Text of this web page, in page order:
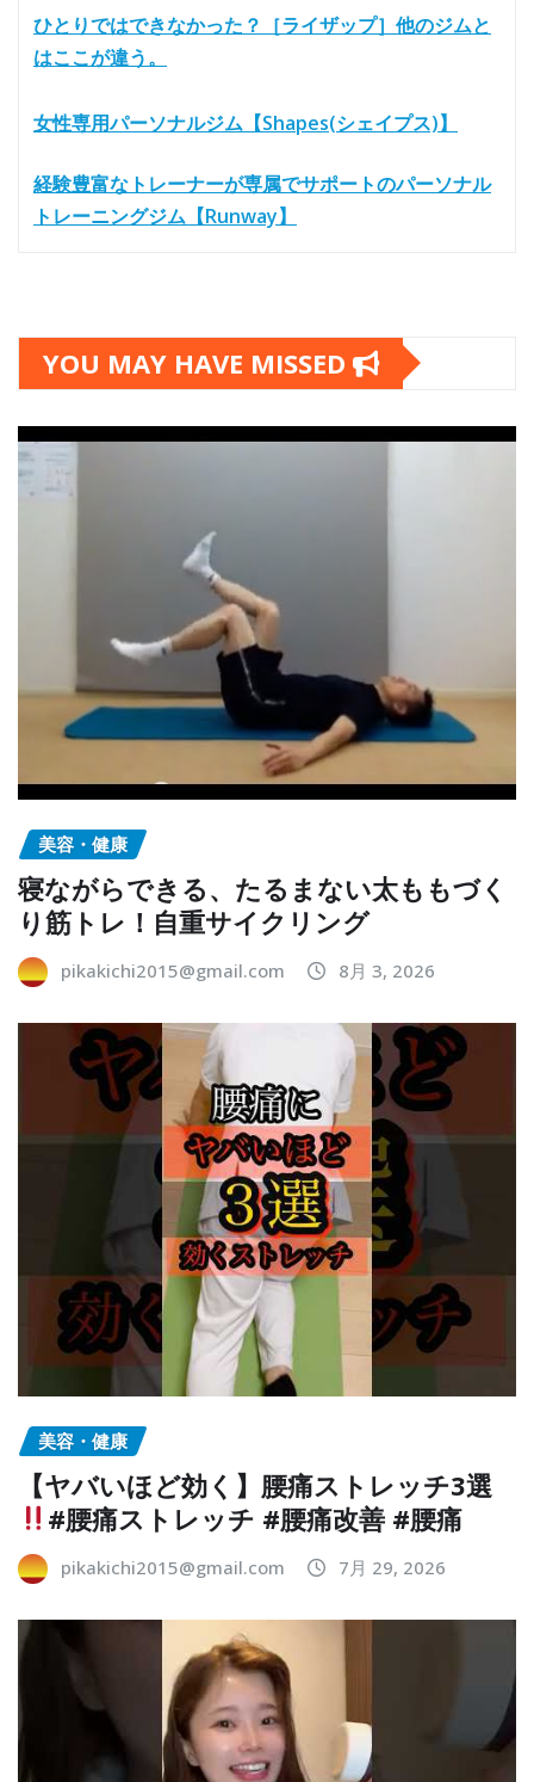
ひとりではできなかった？［ライザップ］他のジムと
はここが違う。
女性専用パーソナルジム【Shapes(シェイプス)】
経験豊富なトレーナーが専属でサポートのパーソナル
トレーニングジム【Runway】
YOU MAY HAVE MISSED
美容・健康
寝ながらできる、たるまない太ももづく
り筋トレ！自重サイクリング
pikakichi2015@gmail.com 8月 3, 2026
美容・健康
【ヤバいほど効く】腰痛ストレッチ3選
#腰痛ストレッチ #腰痛改善 #腰痛
pikakichi2015@gmail.com 7月 29, 2026